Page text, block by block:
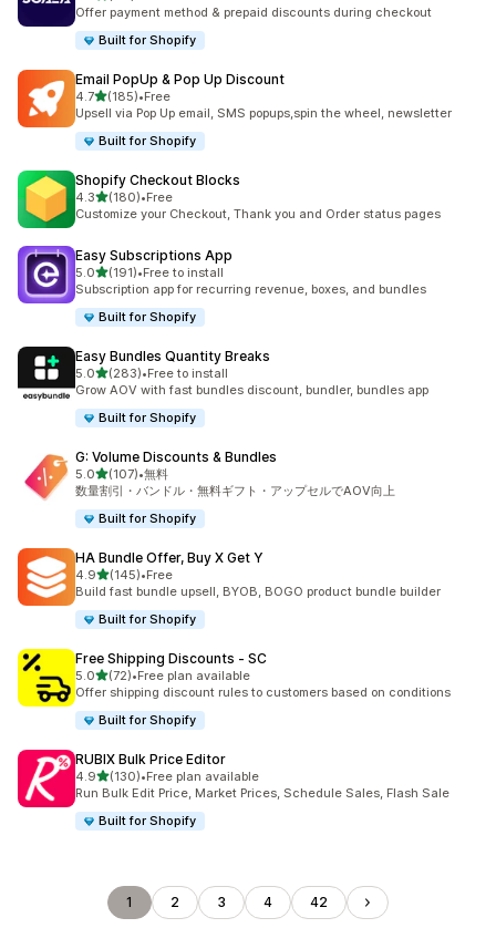
Offer payment method & prepaid discounts during checkout
Built for Shopify
Email PopUp & Pop Up Discount
4.75つ星中
(185)
合計レビュー数：185件
•Free
Upsell via Pop Up email, SMS popups,spin the wheel, newsletter
Built for Shopify
Shopify Checkout Blocks
4.35つ星中
(180)
合計レビュー数：180件
•Free
Customize your Checkout, Thank you and Order status pages
Easy Subscriptions App
5.05つ星中
(191)
合計レビュー数：191件
•Free to install
Subscription app for recurring revenue, boxes, and bundles
Built for Shopify
Easy Bundles Quantity Breaks
5.05つ星中
(283)
合計レビュー数：283件
•Free to install
Grow AOV with fast bundles discount, bundler, bundles app
Built for Shopify
G: Volume Discounts & Bundles
5.05つ星中
(107)
合計レビュー数：107件
•無料
数量割引・バンドル・無料ギフト・アップセルでAOV向上
Built for Shopify
HA Bundle Offer, Buy X Get Y
4.95つ星中
(145)
合計レビュー数：145件
•Free
Build fast bundle upsell, BYOB, BOGO product bundle builder
Built for Shopify
Free Shipping Discounts ‑ SC
5.05つ星中
(72)
合計レビュー数：72件
•Free plan available
Offer shipping discount rules to customers based on conditions
Built for Shopify
RUBIX Bulk Price Editor
4.95つ星中
(130)
合計レビュー数：130件
•Free plan available
Run Bulk Edit Price, Market Prices, Schedule Sales, Flash Sale
Built for Shopify
1 2 3 4 42